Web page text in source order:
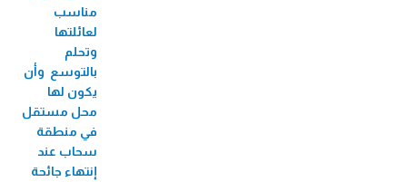
مناسب
لعائلتها
وتحلم
بالتوسع وأن
يكون لها
محل مستقل
في منطقة
سحاب عند
إنتهاء جائحة